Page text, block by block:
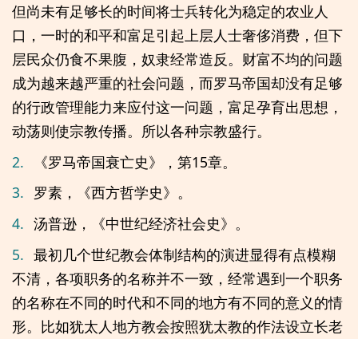
但尚未有足够长的时间将士兵转化为稳定的农业人
口，一时的和平和富足引起上层人士奢侈消费，但下
层民众仍食不果腹，奴隶经常造反。财富不均的问题
成为越来越严重的社会问题，而罗马帝国却没有足够
的行政管理能力来应付这一问题，富足孕育出思想，
动荡则使宗教传播。所以各种宗教盛行。
2.
《罗马帝国衰亡史》，第15章。
3. 罗素，《西方哲学史》。
4. 汤普逊，《中世纪经济社会史》。
5. 最初几个世纪教会体制结构的演进显得有点模糊
不清，各项职务的名称并不一致，经常遇到一个职务
的名称在不同的时代和不同的地方有不同的意义的情
形。比如犹太人地方教会按照犹太教的作法设立长老